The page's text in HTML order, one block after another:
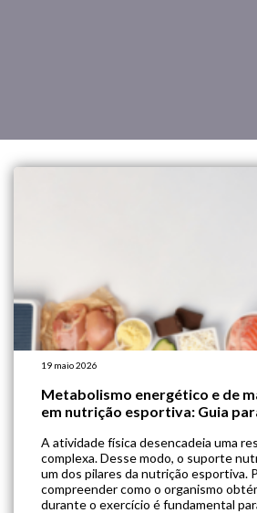
19 maio 2026
Metabolismo energético e de
em nutrição esportiva: Guia
A atividade física desencadeia uma
complexa. Desse modo, o suporte
um dos pilares da nutrição esportiva.
compreender como o organismo
durante o exercício é fundamental